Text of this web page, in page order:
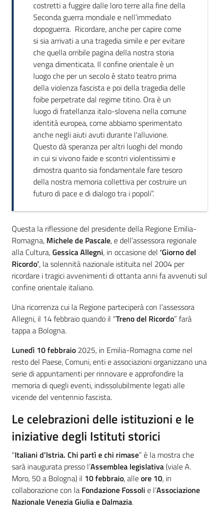
costretti a fuggire dalle loro terre alla fine della
Seconda guerra mondiale e nell’immediato
dopoguerra. Ricordare, anche per capire come
si sia arrivati a una tragedia simile e per evitare
che quella orribile pagina della nostra storia
venga dimenticata. Il confine orientale è un
luogo che per un secolo è stato teatro prima
della violenza fascista e poi della tragedia delle
foibe perpetrate dal regime titino. Ora è un
luogo di fratellanza italo-slovena nella comune
identità europea, come abbiamo sperimentato
anche negli aiuti avuti durante l'alluvione.
Questo dà speranza per altri luoghi del mondo
in cui si vivono faide e scontri violentissimi e
dimostra quanto sia fondamentale fare tesoro
della nostra memoria collettiva per costruire un
futuro di pace e di dialogo tra i popoli”.
Questa la riflessione del presidente della Regione Emilia-
Romagna, Michele de Pascale, e dell’assessora regionale
alla Cultura,Gessica Allegni, in occasione del ‘Giorno del
Ricordo’, la solennità nazionale istituita nel 2004 per
ricordare i tragici avvenimenti di ottanta anni fa avvenuti sul
confine orientale italiano.
Una ricorrenza cui la Regione parteciperà con l’assessora
Allegni, il 14 febbraio quando il “Treno del Ricordo” farà
tappa a Bologna.
Lunedì 10 febbraio 2025, in Emilia-Romagna come nel
resto del Paese, Comuni, enti e associazioni organizzano una
serie di appuntamenti per rinnovare e approfondire la
memoria di quegli eventi, indissolubilmente legati alle
vicende del ventennio fascista.
Le celebrazioni delle istituzioni e le
iniziative degli Istituti storici
"Italiani d’Istria. Chi partì e chi rimase” è la mostra che
sarà inaugurata presso l’Assemblea legislativa(viale A.
Moro, 50 a Bologna) il 10 febbraio, alleore 10, in
collaborazione con la Fondazione Fossoli e l’Associazione
Nazionale Venezia Giulia e Dalmazia.